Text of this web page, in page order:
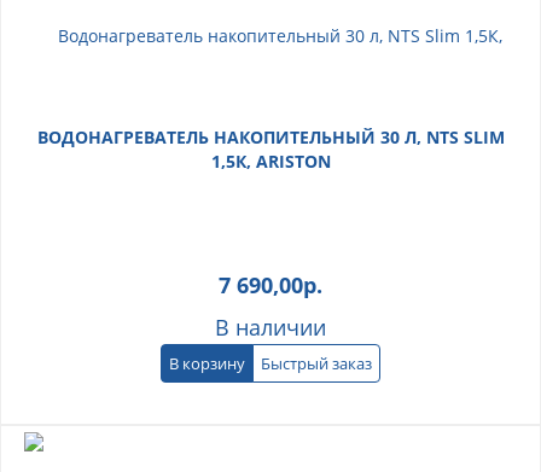
ВОДОНАГРЕВАТЕЛЬ НАКОПИТЕЛЬНЫЙ 30 Л, NTS SLIM
1,5К, ARISTON
7 690,00р.
В наличии
В корзину Быстрый заказ